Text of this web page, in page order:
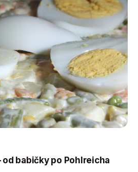
od babičky po Pohlreicha